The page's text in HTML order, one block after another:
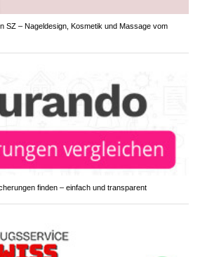
SZ – Nageldesign, Kosmetik und Massage vom
finden – einfach und transparent